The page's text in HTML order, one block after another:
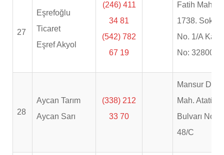
27
Eşrefoğlu
Ticaret
Eşref Akyol
(246) 411
34 81
(542) 782
67 19
Fatih Mah.
1738. Sok.
No. 1/A Kapı
No: 32800
28
Aycan Tarım
Aycan Sarı
(338) 212
33 70
Mansur
Mah. Atatürk
Bulvarı No:
48/C